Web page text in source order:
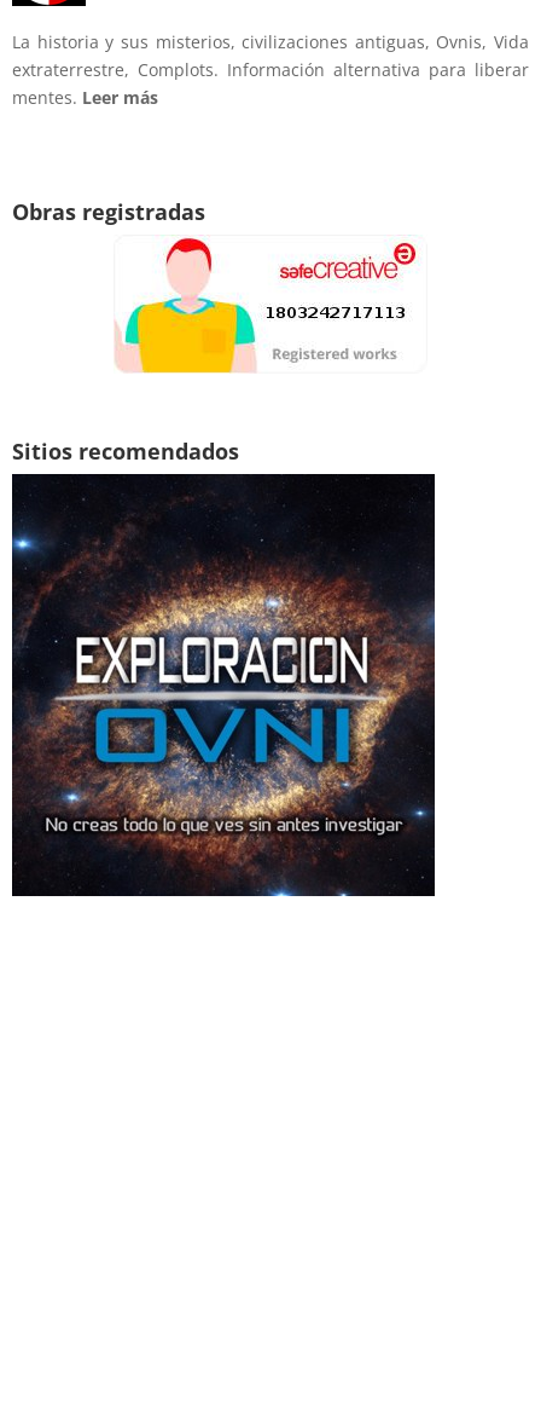
La historia y sus misterios, civilizaciones antiguas, Ovnis, Vida
extraterrestre, Complots. Información alternativa para liberar
mentes. Leer más
Obras registradas
Sitios recomendados